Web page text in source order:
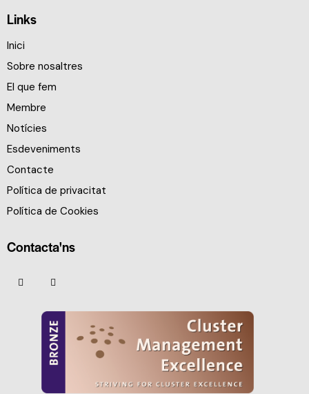
Links
Inici
Sobre nosaltres
El que fem
Membre
Notícies
Esdeveniments
Contacte
Política de privacitat
Política de Cookies
Contacta'ns